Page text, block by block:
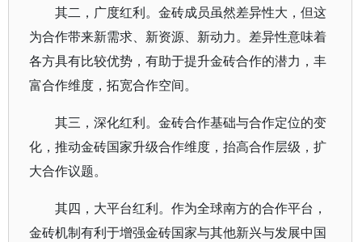
其二，广度红利。金砖成员虽然差异性大，但这
为合作带来新需求、新资源、新动力。差异性意味着
各方具有比较优势，有助于提升金砖合作的潜力，丰
富合作维度，拓宽合作空间。
其三，深化红利。金砖合作基础与合作定位的变
化，推动金砖国家升级合作维度，抬高合作层级，扩
大合作议题。
其四，大平台红利。作为全球南方的合作平台，
金砖机制有利于增强金砖国家与其他新兴与发展中国